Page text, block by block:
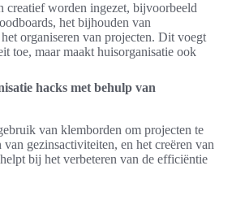
creatief worden ingezet, bijvoorbeeld
het bijhouden van
organiseren van projecten. Dit voegt
toe, maar maakt huisorganisatie ook
hacks met behulp van
van klemborden om projecten te
gezinsactiviteiten, en het creëren van
bij het verbeteren van de efficiëntie